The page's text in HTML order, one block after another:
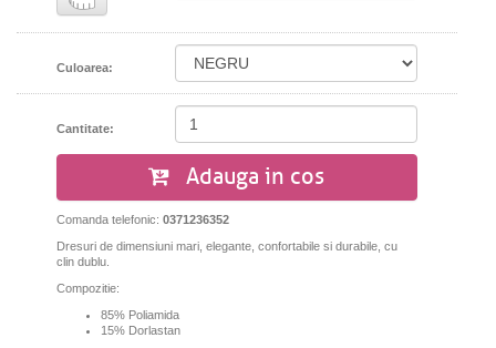
Culoarea:
Cantitate:
Adauga in cos
Comanda telefonic: 0371236352
Dresuri de dimensiuni mari, elegante, confortabile si durabile, cu
clin dublu.
Compozitie:
85% Poliamida
15% Dorlastan